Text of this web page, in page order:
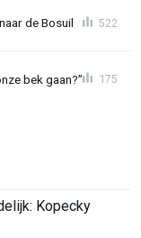
de Bosuil 522
bek gaan?” 175
Kopecky